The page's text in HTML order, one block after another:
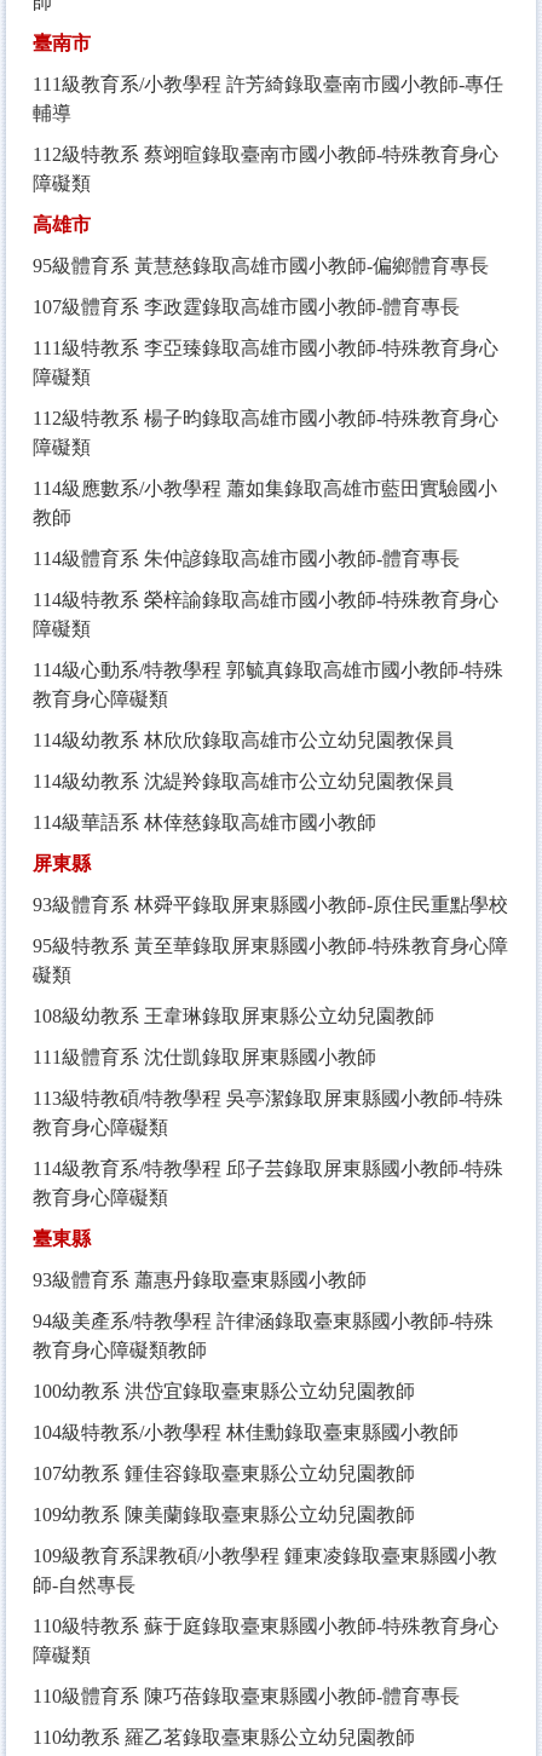
臺南市
111級教育系/小教學程 許芳綺錄取臺南市國小教師-專任
輔導
112級特教系 蔡翊暄錄取臺南市國小教師-特殊教育身心
障礙類
高雄市
95級體育系 黃慧慈錄取高雄市國小教師-偏鄉體育專長
107級體育系 李政霆錄取高雄市國小教師-體育專長
111級特教系 李亞臻錄取高雄市國小教師-特殊教育身心
障礙類
112級特教系 楊子昀錄取高雄市國小教師-特殊教育身心
障礙類
114級應數系/小教學程 蕭如集錄取高雄市藍田實驗國小
教師
114級體育系 朱仲諺錄取高雄市國小教師-體育專長
114級特教系 榮梓諭錄取高雄市國小教師-特殊教育身心
障礙類
114級心動系/特教學程 郭毓真錄取高雄市國小教師-特殊
教育身心障礙類
114級幼教系 林欣欣錄取高雄市公立幼兒園教保員
114級幼教系 沈緹羚錄取高雄市公立幼兒園教保員
114級華語系 林倖慈錄取高雄市國小教師
屏東縣
93級體育系 林舜平錄取屏東縣國小教師-原住民重點學校
95級特教系 黃至華錄取屏東縣國小教師-特殊教育身心障
礙類
108級幼教系 王韋琳錄取屏東縣公立幼兒園教師
111級體育系 沈仕凱錄取屏東縣國小教師
113級特教碩/特教學程 吳亭潔錄取屏東縣國小教師-特殊
教育身心障礙類
114級教育系/特教學程 邱子芸錄取屏東縣國小教師-特殊
教育身心障礙類
臺東縣
93級體育系 蕭惠丹錄取臺東縣國小教師
94級美產系/特教學程 許律涵錄取臺東縣國小教師-特殊
教育身心障礙類教師
100幼教系 洪岱宜錄取臺東縣公立幼兒園教師
104級特教系/小教學程 林佳勳錄取臺東縣國小教師
107幼教系 鍾佳容錄取臺東縣公立幼兒園教師
109幼教系 陳美蘭錄取臺東縣公立幼兒園教師
109級教育系課教碩/小教學程 鍾東凌錄取臺東縣國小教
師-自然專長
110級特教系 蘇于庭錄取臺東縣國小教師-特殊教育身心
障礙類
110級體育系 陳巧蓓錄取臺東縣國小教師-體育專長
110幼教系 羅乙茗錄取臺東縣公立幼兒園教師